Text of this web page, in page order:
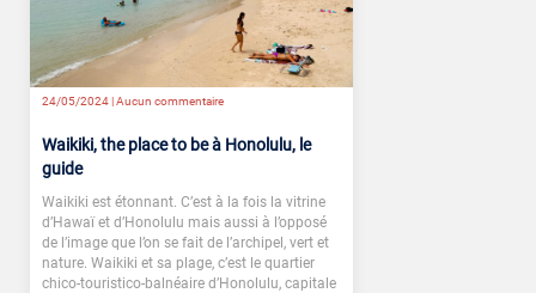
24/05/2024 |Aucun commentaire
Waikiki, the place to be à Honolulu, le
guide
Waikiki est étonnant. C’est à la fois la vitrine
d’Hawaï et d’Honolulu mais aussi à l’opposé
de l’image que l’on se fait de l’archipel, vert et
nature. Waikiki et sa plage, c’est le quartier
chico-touristico-balnéaire d’Honolulu, capitale